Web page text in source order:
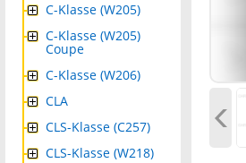
C-Klasse (W205)
C-Klasse (W205)
Coupe
C-Klasse (W206)
CLA
CLS-Klasse (C257)
CLS-Klasse (W218)